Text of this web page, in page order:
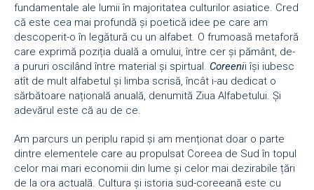
fundamentale ale lumii în majoritatea culturilor asiatice. Cred
că este cea mai profundă și poetică idee pe care am
descoperit-o în legătură cu un alfabet. O frumoasă metaforă
care exprimă poziția duală a omului, între cer și pământ, de-
a pururi oscilând între material și spirtual. Coreenii își iubesc
atît de mult alfabetul și limba scrisă, încât i-au dedicat o
sărbătoare națională anuală, denumită Ziua Alfabetului. Și
adevărul este că au de ce.
Am parcurs un periplu rapid și am menționat doar o parte
dintre elementele care au propulsat Coreea de Sud în topul
celor mai mari economii din lume și celor mai dezirabile țări
de la ora actuală. Cultura și istoria sud-coreeană este cu